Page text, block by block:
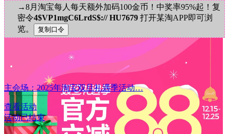
→8月淘宝每人每天额外加码100金币！中奖率95%起！复
密令4$VP1mgC6LrdS$:// HU7679 打开某淘APP即可浏
览。
主会场：2025年淘宝双旦礼遇季活动…
查看活动
活动已结束